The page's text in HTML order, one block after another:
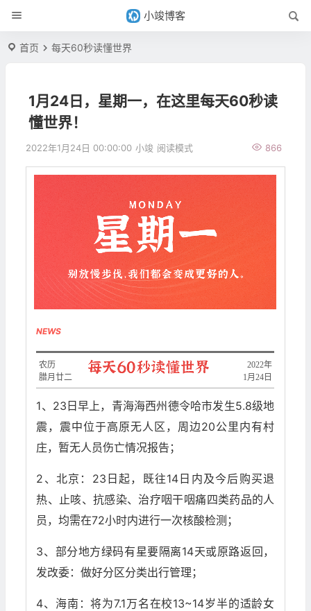
小竣博客
首页 每天60秒读懂世界
1月24日，星期一，在这里每天60秒读
懂世界！
2022年1月24日 00:00:00 小竣 866
阅读模式
NEWS
2022年
1月24日
农历
腊月廿二
1、23日早上，青海海西州德令哈市发生5.8级地
震，震中位于高原无人区，周边20公里内有村
庄，暂无人员伤亡情况报告；
2、北京：23日起，既往14日内及今后购买退
热、止咳、抗感染、治疗咽干咽痛四类药品的人
员，均需在72小时内进行一次核酸检测；
3、部分地方绿码有星要隔离14天或原路返回，
发改委：做好分区分类出行管理；
4、海南：将为7.1万名在校13~14岁半的适龄女